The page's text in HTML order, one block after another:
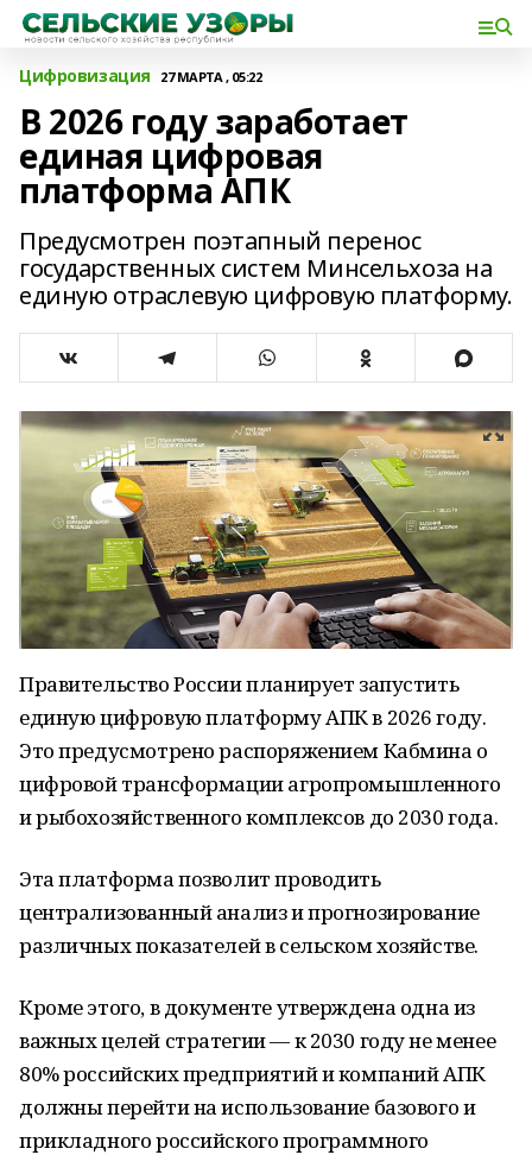
Цифровизация 27 МАРТА , 05:22
В 2026 году заработает
единая цифровая
платформа АПК
Предусмотрен поэтапный перенос
государственных систем Минсельхоза на
единую отраслевую цифровую платформу.
Правительство России планирует запустить
единую цифровую платформу АПК в 2026 году.
Это предусмотрено распоряжением Кабмина о
цифровой трансформации агропромышленного
и рыбохозяйственного комплексов до 2030 года.
Эта платформа позволит проводить
централизованный анализ и прогнозирование
различных показателей в сельском хозяйстве.
Кроме этого, в документе утверждена одна из
важных целей стратегии — к 2030 году не менее
80% российских предприятий и компаний АПК
должны перейти на использование базового и
прикладного российского программного